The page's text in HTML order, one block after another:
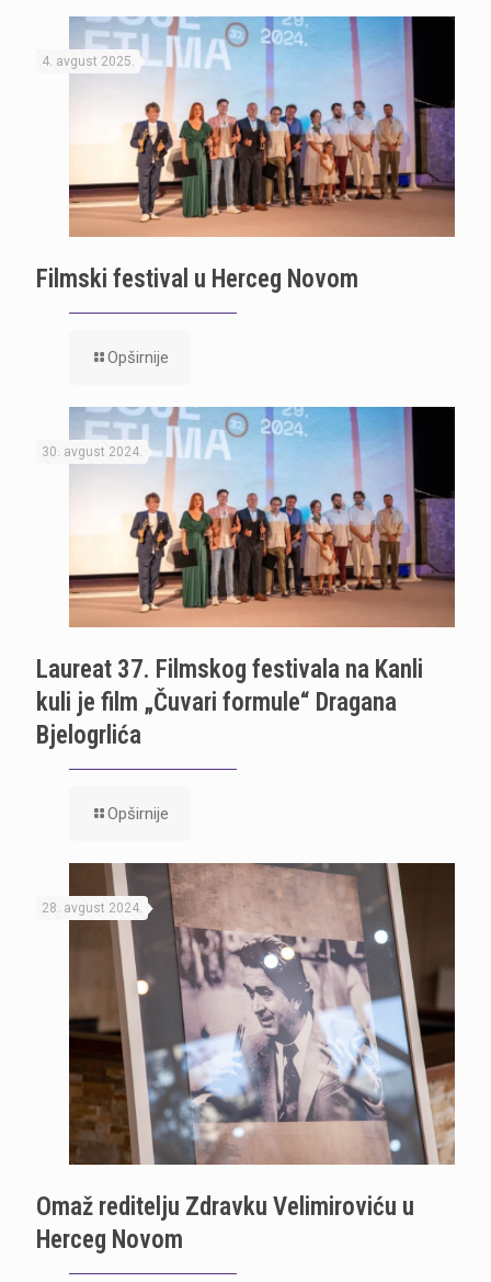
4. avgust 2025.
Filmski festival u Herceg Novom
Opširnije
30. avgust 2024.
Laureat 37. Filmskog festivala na Kanli
kuli je film „Čuvari formule“ Dragana
Bjelogrlića
Opširnije
28. avgust 2024.
Omaž reditelju Zdravku Velimiroviću u
Herceg Novom